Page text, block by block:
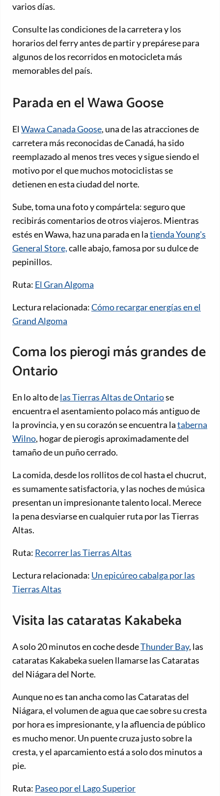
varios días.
Consulte las condiciones de la carretera y los
horarios del ferry antes de partir y prepárese para
algunos de los recorridos en motocicleta más
memorables del país.
Parada en el Wawa Goose
ElWawa Canada Goose, una de las atracciones de
carretera más reconocidas de Canadá, ha sido
reemplazado al menos tres veces y sigue siendo el
motivo por el que muchos motociclistas se
detienen en esta ciudad del norte.
Sube, toma una foto y compártela: seguro que
recibirás comentarios de otros viajeros. Mientras
estés en Wawa, haz una parada en latienda Young's
General Store,calle abajo, famosa por su dulce de
pepinillos.
Ruta: El Gran Algoma
Lectura relacionada:Cómo recargar energías en el
Grand Algoma
Coma los pierogi más grandes de
Ontario
En lo alto delas Tierras Altas de Ontariose
encuentra el asentamiento polaco más antiguo de
la provincia, y en su corazón se encuentra lataberna
Wilno, hogar de pierogis aproximadamente del
tamaño de un puño cerrado.
La comida, desde los rollitos de col hasta el chucrut,
es sumamente satisfactoria, y las noches de música
presentan un impresionante talento local. Merece
la pena desviarse en cualquier ruta por las Tierras
Altas.
Ruta: Recorrer las Tierras Altas
Lectura relacionada: Un epicúreo cabalga por las
Tierras Altas
Visita las cataratas Kakabeka
A solo 20 minutos en coche desdeThunder Bay, las
cataratas Kakabeka suelen llamarse las Cataratas
del Niágara del Norte.
Aunque no es tan ancha como las Cataratas del
Niágara, el volumen de agua que cae sobre su cresta
por hora es impresionante, y la afluencia de público
es mucho menor. Un puente cruza justo sobre la
cresta, y el aparcamiento está a solo dos minutos a
pie.
Ruta: Paseo por el Lago Superior